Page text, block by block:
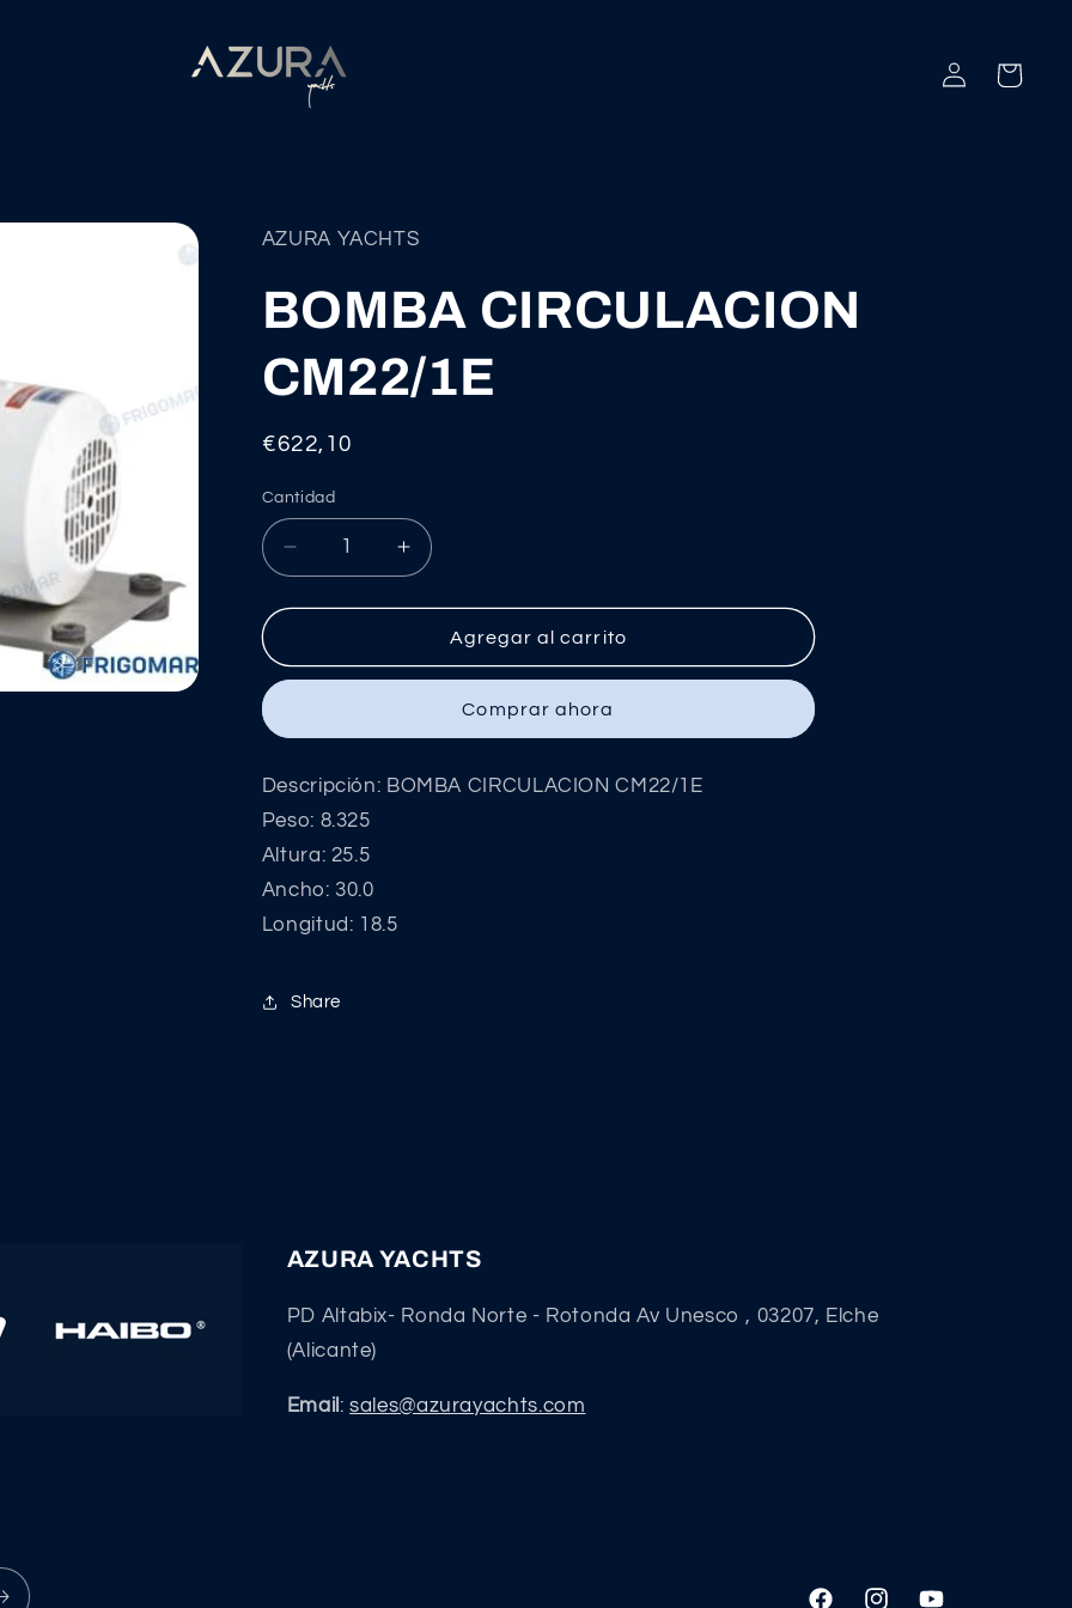
Iniciar
sesión
Carrito
AZURA YACHTS
BOMBA CIRCULACION
CM22/1E
Precio
€622,10
Cantidad
Reducir
cantidad
para
CIRCULACION
Aumentar
cantidad
para
BOMBA
CIRCULACION
Agregar al carrito
Comprar ahora
Descripción: BOMBA CIRCULACION CM22/1E
Peso: 8.325
Altura: 25.5
Ancho: 30.0
Longitud: 18.5
Share
AZURA YACHTS
PD Altabix- Ronda Norte - Rotonda Av Unesco , 03207, Elche
(Alicante)
Email :sales@azurayachts.com